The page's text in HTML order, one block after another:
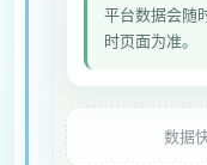
平台数据会随
时页面为准。
数据